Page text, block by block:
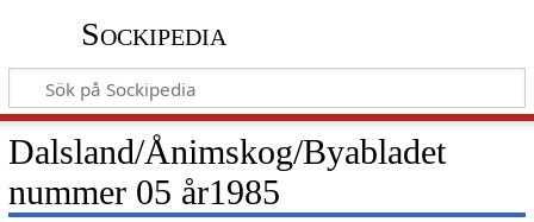
Sockipedia
Dalsland/Ånimskog/Byabladet
nummer 05 år1985